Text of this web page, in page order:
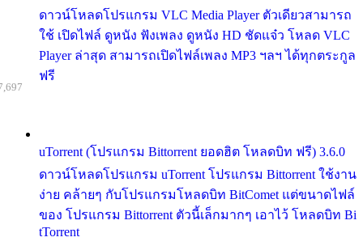
ดาวน์โหลดโปรแกรม VLC Media Player ตัวเดียวสามารถ
ใช้ เปิดไฟล์ ดูหนัง ฟังเพลง ดูหนัง HD ชัดแจ๋ว โหลด VLC
Player ล่าสุด สามารถเปิดไฟล์เพลง MP3 ฯลฯ ได้ทุกตระกูล
ฟรี
uTorrent (โปรแกรม Bittorrent ยอดฮิต โหลดบิท ฟรี) 3.6.0
ดาวน์โหลดโปรแกรม uTorrent โปรแกรม Bittorrent ใช้งาน
ง่าย คล้ายๆ กับโปรแกรมโหลดบิท BitComet แต่ขนาดไฟล์
ของ โปรแกรม Bittorrent ตัวนี้เล็กมากๆ เอาไว้ โหลดบิท Bi
tTorrent